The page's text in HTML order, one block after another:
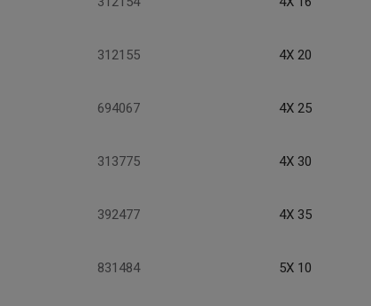
312155 4X 20
694067 4X 25
313775 4X 30
392477 4X 35
831484 5X 10